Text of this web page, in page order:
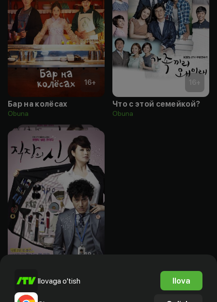
16+
Бар на колёсах
Obuna
16+
Что с этой семейкой?
Obuna
18 +
Королева офиса
Obuna
Ilovaga o'tish Ilova